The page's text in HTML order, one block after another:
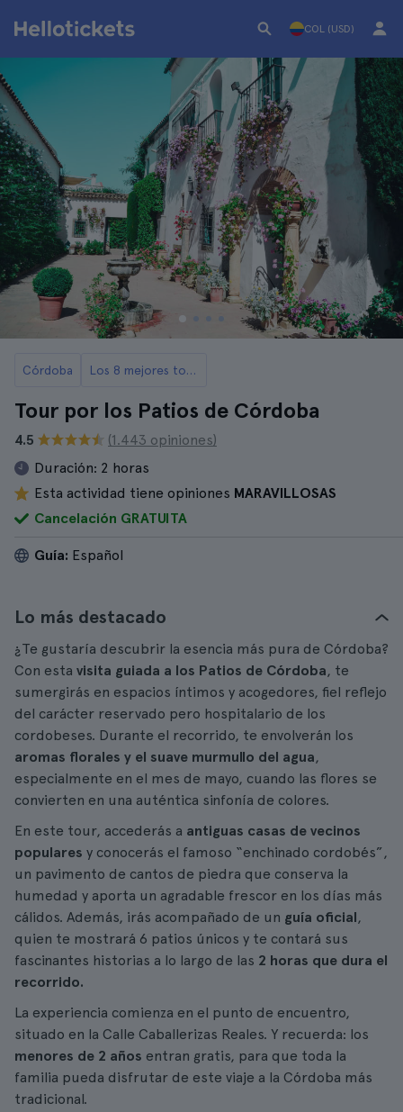
COL (USD)
Córdoba Los 8 mejores tours de Córdoba
Tour por los Patios de Córdoba
4.5
(1.443 opiniones)
Duración: 2 horas
Esta actividad tiene opiniones MARAVILLOSAS
Cancelación GRATUITA
Guía: Español
Lo más destacado
¿Te gustaría descubrir la esencia más pura de Córdoba?
Con esta visita guiada a los Patios de Córdoba, te
sumergirás en espacios íntimos y acogedores, fiel reflejo
del carácter reservado pero hospitalario de los
cordobeses. Durante el recorrido, te envolverán los
aromas florales y el suave murmullo del agua,
especialmente en el mes de mayo, cuando las flores se
convierten en una auténtica sinfonía de colores.
En este tour, accederás a antiguas casas de vecinos
populares y conocerás el famoso “enchinado cordobés”,
un pavimento de cantos de piedra que conserva la
humedad y aporta un agradable frescor en los días más
cálidos. Además, irás acompañado de un guía oficial,
quien te mostrará 6 patios únicos y te contará sus
fascinantes historias a lo largo de las 2 horas que dura el
recorrido.
La experiencia comienza en el punto de encuentro,
situado en la Calle Caballerizas Reales. Y recuerda: los
menores de 2 años entran gratis, para que toda la
familia pueda disfrutar de este viaje a la Córdoba más
tradicional.